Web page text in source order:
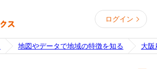
ログイン
地図やデータで地域の特徴を知る 大阪